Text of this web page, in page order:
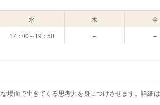
水 木 金
17：00～19：50 – –
場面で生きてくる思考力を身につけさせます。詳細は